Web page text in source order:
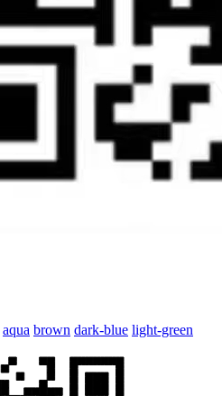
aqua brown dark-blue light-green